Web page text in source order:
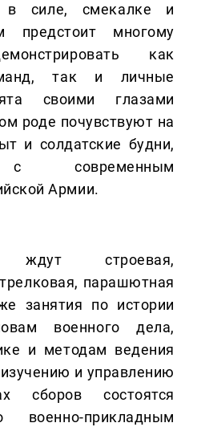
в силе, смекалке и
предстоит многому
как
так и личные
своими глазами
роде почувствуют на
и солдатские будни,
с современным
Армии.
ждут строевая,
парашютная
занятия по истории
военного дела,
и методам ведения
и управлению
состоятся
военно-прикладным